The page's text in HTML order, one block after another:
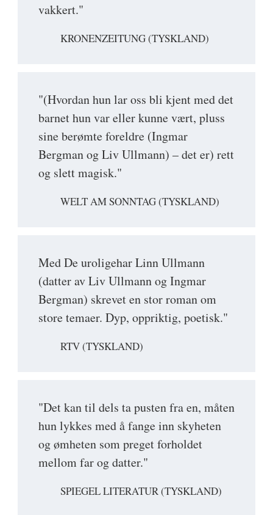
vakkert."
KRONENZEITUNG (TYSKLAND)
"(Hvordan hun lar oss bli kjent med det
barnet hun var eller kunne vært, pluss
sine berømte foreldre (Ingmar
Bergman og Liv Ullmann) – det er) rett
og slett magisk."
WELT AM SONNTAG (TYSKLAND)
Med De uroligehar Linn Ullmann
(datter av Liv Ullmann og Ingmar
Bergman) skrevet en stor roman om
store temaer. Dyp, oppriktig, poetisk."
RTV (TYSKLAND)
"Det kan til dels ta pusten fra en, måten
hun lykkes med å fange inn skyheten
og ømheten som preget forholdet
mellom far og datter."
SPIEGEL LITERATUR (TYSKLAND)